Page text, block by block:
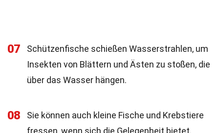
07
Schützenfische schießen Wasserstrahlen, um
Insekten von Blättern und Ästen zu stoßen, die
über das Wasser hängen.
08
Sie können auch kleine Fische und Krebstiere
fressen, wenn sich die Gelegenheit bietet.